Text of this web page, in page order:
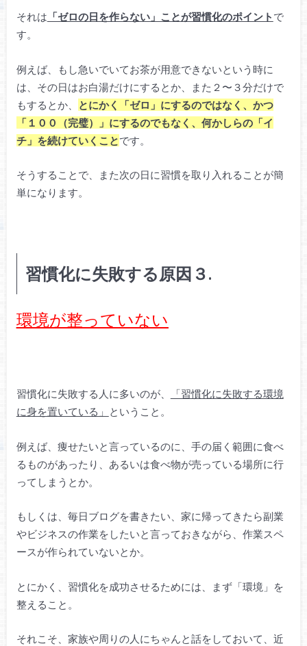
それは 「ゼロの日を作らない」ことが習慣化のポイント で
す。
例えば、もし急いでいてお茶が用意できないという時に
は、その日はお白湯だけにするとか、また２〜３分だけで
もするとか、
とにかく「ゼロ」にするのではなく、かつ
「１００（完璧）」にするのでもなく、何かしらの「イ
チ」を続けていくことです。
そうすることで、また次の日に習慣を取り入れることが簡
単になります。
習慣化に失敗する原因３.
環境が整っていない
習慣化に失敗する人に多いのが、
「習慣化に失敗する環境
に身を置いている」
ということ。
例えば、痩せたいと言っているのに、手の届く範囲に食べ
るものがあったり、あるいは食べ物が売っている場所に行
ってしまうとか。
もしくは、毎日ブログを書きたい、家に帰ってきたら副業
やビジネスの作業をしたいと言っておきながら、作業スペ
ースが作られていないとか。
とにかく、習慣化を成功させるためには、まず「環境」を
整えること。
それこそ、家族や周りの人にちゃんと話をしておいて、近